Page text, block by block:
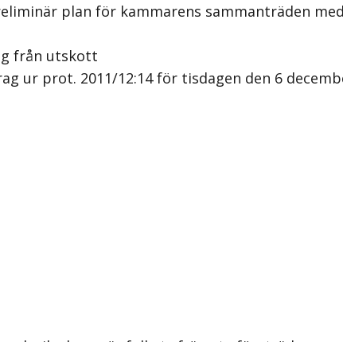
plan för kammarens sammanträden
från utskott
ur prot. 2011/12:14 för tisdagen den 6